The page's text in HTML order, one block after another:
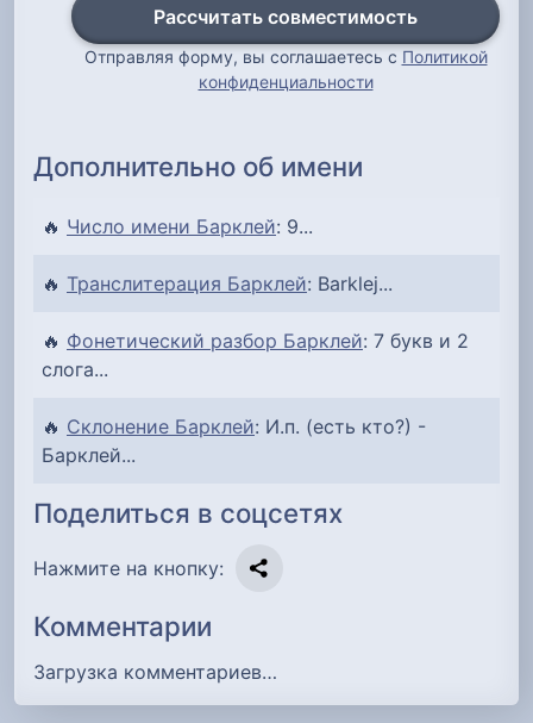
Рассчитать совместимость
Отправляя форму, вы соглашаетесь с Политикой
конфиденциальности
Дополнительно об имени
🔥 Число имени Барклей: 9...
🔥 Транслитерация Барклей: Barklej...
🔥 Фонетический разбор Барклей: 7 букв и 2
слога...
🔥 Склонение Барклей: И.п. (есть кто?) -
Барклей...
Поделиться в соцсетях
Нажмите на кнопку:
Комментарии
Загрузка комментариев…